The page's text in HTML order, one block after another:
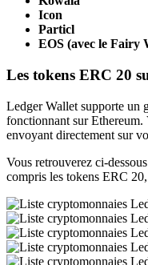
Icon
Particl
EOS (avec le Fairy
Les tokens ERC 20
Ledger Wallet supporte un
fonctionnant sur Ethereum.
envoyant directement sur
Vous retrouverez ci-
compris les tokens ERC